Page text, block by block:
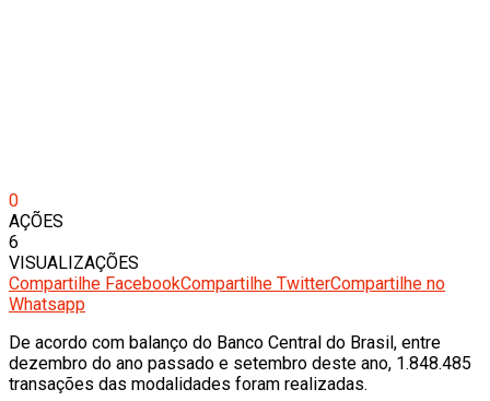
0
AÇÕES
6
VISUALIZAÇÕES
Compartilhe FacebookCompartilhe TwitterCompartilhe no
Whatsapp
De acordo com balanço do Banco Central do Brasil, entre
dezembro do ano passado e setembro deste ano, 1.848.485
transações das modalidades foram realizadas.